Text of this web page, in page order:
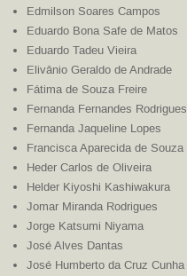
Edmilson Soares Campos
Eduardo Bona Safe de Matos
Eduardo Tadeu Vieira
Elivânio Geraldo de Andrade
Fátima de Souza Freire
Fernanda Fernandes Rodrigues
Fernanda Jaqueline Lopes
Francisca Aparecida de Souza
Heder Carlos de Oliveira
Helder Kiyoshi Kashiwakura
Jomar Miranda Rodrigues
Jorge Katsumi Niyama
José Alves Dantas
José Humberto da Cruz Cunha